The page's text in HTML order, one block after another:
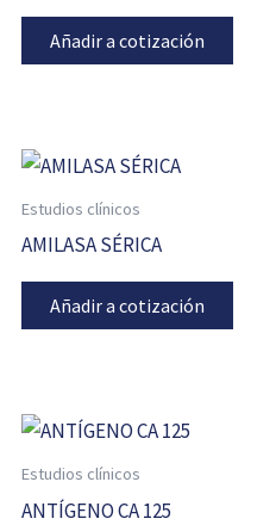
Añadir a cotización
Estudios clínicos
AMILASA SÉRICA
Añadir a cotización
Estudios clínicos
ANTÍGENO CA 125